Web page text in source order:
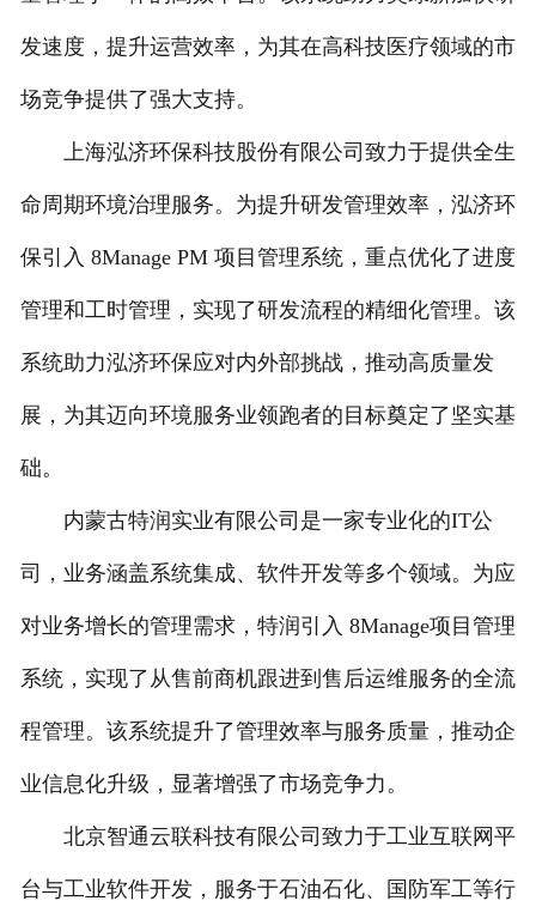
发速度，提升运营效率，为其在高科技医疗领域的市
场竞争提供了强大支持。
上海泓济环保科技股份有限公司致力于提供全生
命周期环境治理服务。为提升研发管理效率，泓济环
保引入 8Manage PM 项目管理系统，重点优化了进度
管理和工时管理，实现了研发流程的精细化管理。该
系统助力泓济环保应对内外部挑战，推动高质量发
展，为其迈向环境服务业领跑者的目标奠定了坚实基
础。
内蒙古特润实业有限公司是一家专业化的IT公
司，业务涵盖系统集成、软件开发等多个领域。为应
对业务增长的管理需求，特润引入 8Manage项目管理
系统，实现了从售前商机跟进到售后运维服务的全流
程管理。该系统提升了管理效率与服务质量，推动企
业信息化升级，显著增强了市场竞争力。
北京智通云联科技有限公司致力于工业互联网平
台与工业软件开发，服务于石油石化、国防军工等行